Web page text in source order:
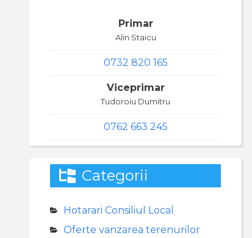
Primar
Alin Staicu
0732 820 165
Viceprimar
Tudoroiu Dumitru
0762 663 245
Categorii
Hotarari Consiliul Local
Oferte vanzarea terenurilor